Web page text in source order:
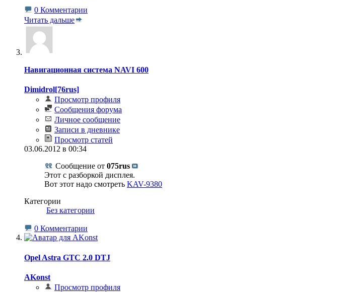
0 Комментарии
Читать дальше
Навигационная система NAVI 600
Dimidrol[76rus]
Просмотр профиля
Сообщения форума
Личное сообщение
Записи в дневнике
Просмотр статей
03.06.2012 в 00:34
Сообщение от 075rus
Этот с разборкой дисплея.
Вот этот надо смотреть KAV-9380
Категории
Без категории
0 Комментарии
Opel Astra GTC 2.0 DTJ
AKonst
Просмотр профиля